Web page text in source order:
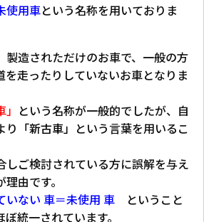
使用車という名称を用いておりま
製造されただけのお車で、一般の方
を走ったりしていないお車となりま
という名称が一般的でしたが、自
り 「新古車」 という言葉を用いるこ
しご検討されている方に誤解を与え
由です。
いない 車＝未使用 車 ということ
統一されています。